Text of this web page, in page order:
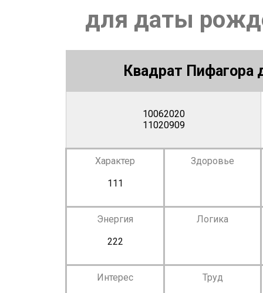
для даты
Квадрат Пифагора
10062020
11020909
Характер
111
Здоровье
Энергия
222
Логика
Интерес
Труд